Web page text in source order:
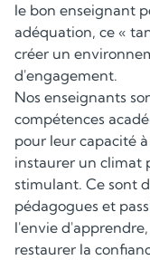
le bon enseignant
adéquation, ce «
créer un
d'engagement.
Nos enseignants
compétences
pour leur capacité
instaurer un climat
stimulant. Ce sont
pédagogues et
l'envie
restaurer la